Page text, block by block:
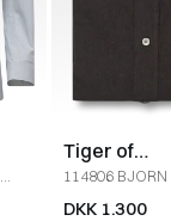
Tiger of
Sweden
114806
/BRUN
DKK 1.300